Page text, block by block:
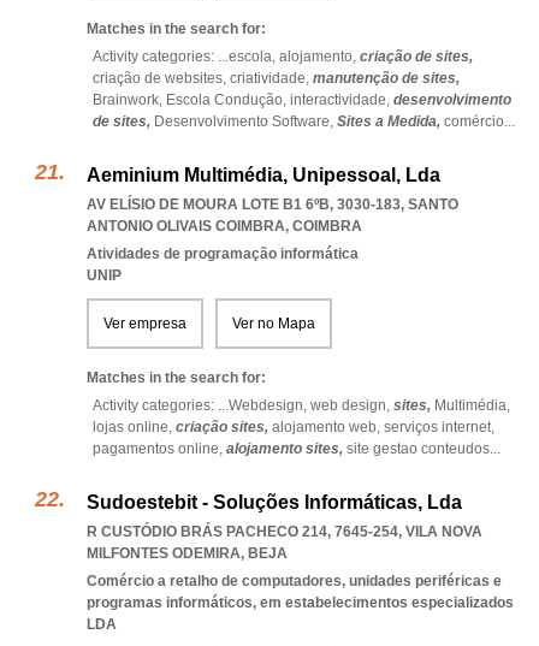
Matches in the search for:
Activity categories: ...escola, alojamento, criação de sites,
criação de websites, criatividade, manutenção de sites,
Brainwork, Escola Condução, interactividade, desenvolvimento
de sites, Desenvolvimento Software, Sites a Medida, comércio...
Aeminium Multimédia, Unipessoal, Lda
AV ELÍSIO DE MOURA LOTE B1 6ºB, 3030-183, SANTO
ANTONIO OLIVAIS COIMBRA, COIMBRA
Atividades de programação informática
UNIP
Ver empresa Ver no Mapa
Matches in the search for:
Activity categories: ...Webdesign, web design, sites, Multimédia,
lojas online, criação sites, alojamento web, serviços internet,
pagamentos online, alojamento sites, site gestao conteudos...
Sudoestebit - Soluções Informáticas, Lda
R CUSTÓDIO BRÁS PACHECO 214, 7645-254, VILA NOVA
MILFONTES ODEMIRA, BEJA
Comércio a retalho de computadores, unidades periféricas e
programas informáticos, em estabelecimentos especializados
LDA